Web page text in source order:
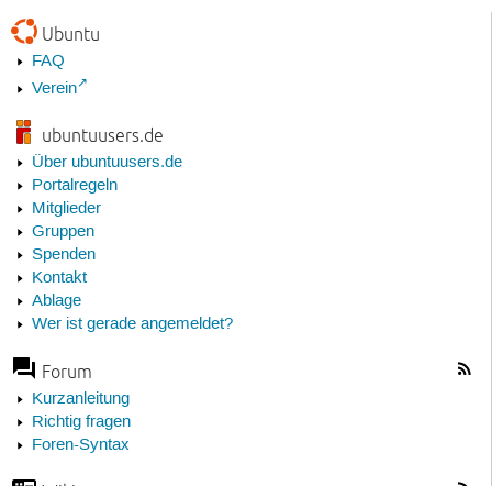
Ubuntu
FAQ
Verein
ubuntuusers.de
Über ubuntuusers.de
Portalregeln
Mitglieder
Gruppen
Spenden
Kontakt
Ablage
Wer ist gerade angemeldet?
Forum
Kurzanleitung
Richtig fragen
Foren-Syntax